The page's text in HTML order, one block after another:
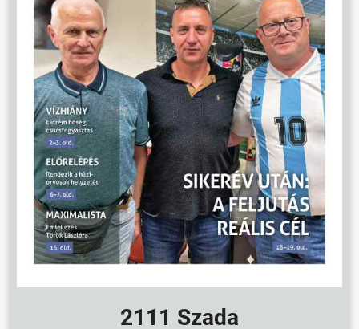
2111 Szada